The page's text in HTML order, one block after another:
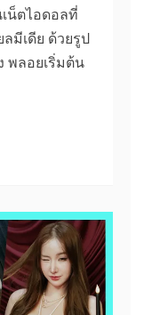
น็ตไอดอลที่
มีเดีย ด้วยรูป
พลอยเริ่มต้น